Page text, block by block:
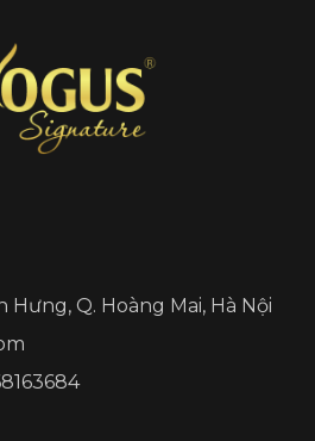
Hưng, Q. Hoàng Mai, Hà Nội